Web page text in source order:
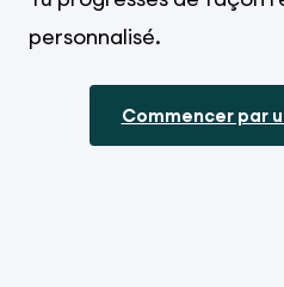
personnalisé.
Commencer par